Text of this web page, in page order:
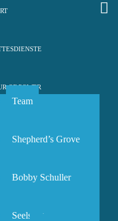
OF POWER
Team
Shepherd’s Grove
Bobby Schuller
Seelsorge